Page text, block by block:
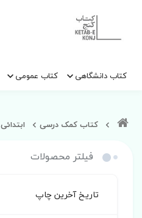
کتاب دانشگاهی کتاب عمومی
کتاب کمک درسی ابتدائی
فیلتر محصولات
تاریخ آخرین چاپ